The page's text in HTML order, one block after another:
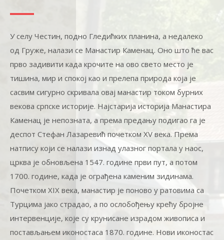
У селу Честин, подно Гледићких планина, а недалеко
од Груже, налази се Манастир Каменац. Оно што ће вас
прво задивити када крочите на ово свето место је
тишина, мир и спокој као и прелепа природа која је
сасвим сигурно скривала овај манастир током бурних
векова српске историје. Најстарија историја Манастира
Каменац је непозната, а према предању подигао га је
деспот Стефан Лазаревић почетком XV века. Према
натпису који се налази изнад улазног портала у наос,
црква је обновљена 1547. године први пут, а потом
1700. године, када је ограђена каменим зидинама.
Почетком XIX века, манастир је поново у ратовима са
Турцима јако страдао, а по ослобођењу крећу бројне
интервенције, које су крунисане израдом живописа и
постављањем иконостаса 1870. године. Нови иконостас